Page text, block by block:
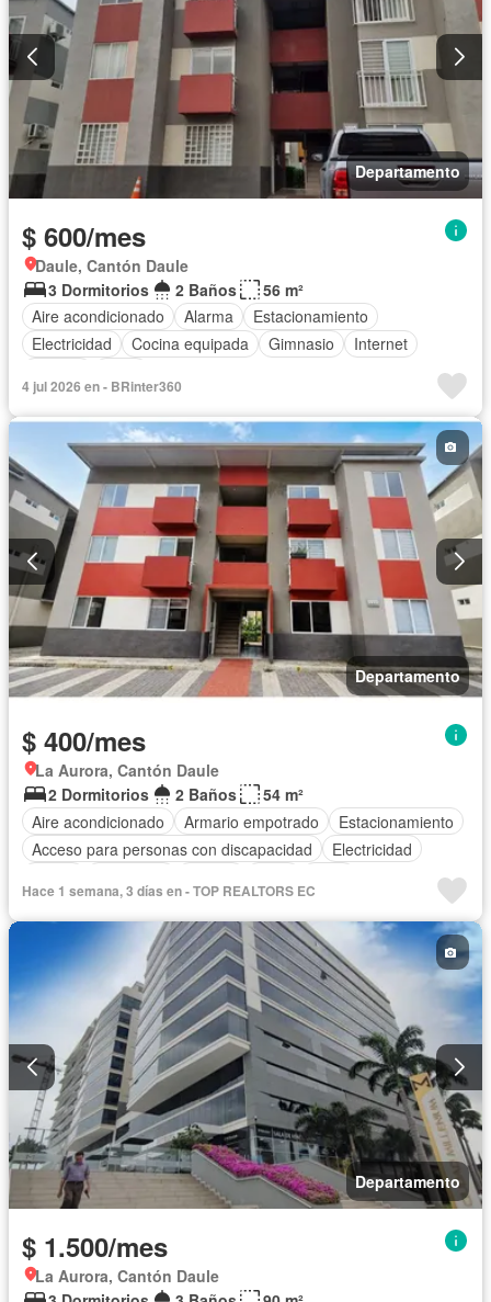
Departamento
$ 600/mes
Daule, Cantón Daule
3 Dormitorios
2 Baños
56 m²
Aire acondicionado
Alarma
Estacionamiento
Electricidad
Cocina equipada Gimnasio
Internet
4 jul 2026 en - BRinter360
Departamento
$ 400/mes
La Aurora, Cantón Daule
2 Dormitorios
2 Baños
54 m²
Aire acondicionado
Armario empotrado
Estacionamiento
Acceso para personas con discapacidad
Electricidad
Hace 1 semana, 3 días en - TOP REALTORS EC
Departamento
$ 1.500/mes
La Aurora, Cantón Daule